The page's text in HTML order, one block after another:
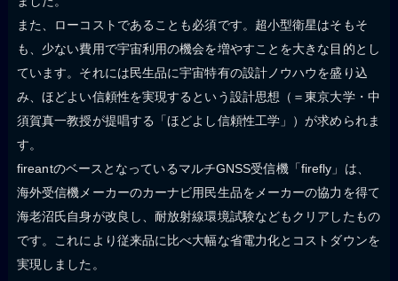
また、ローコストであることも必須です。超小型衛星はそもそ
も、少ない費用で宇宙利用の機会を増やすことを大きな目的とし
ています。それには民生品に宇宙特有の設計ノウハウを盛り込
み、ほどよい信頼性を実現するという設計思想（＝東京大学・中
須賀真一教授が提唱する「ほどよし信頼性工学」）が求められま
す。
fireantのベースとなっているマルチGNSS受信機「firefly」は、
海外受信機メーカーのカーナビ用民生品をメーカーの協力を得て
海老沼氏自身が改良し、耐放射線環境試験などもクリアしたもの
です。これにより従来品に比べ大幅な省電力化とコストダウンを
実現しました。